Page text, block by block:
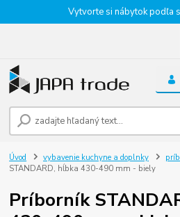
Vytvorte si nábytok podľa
Úvod vybavenie kuchyne a doplnky
STANDARD, hĺbka 430-490 mm - biely
Príborník